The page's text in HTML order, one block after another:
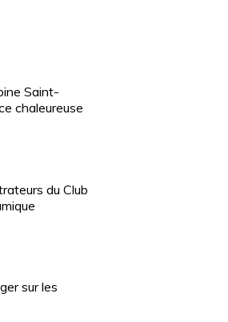
Saint-
chaleureuse
du Club
sur les